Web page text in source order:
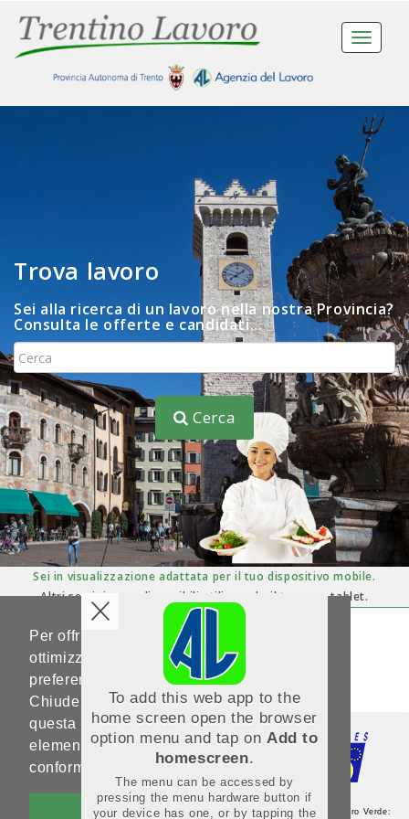
Per offrirti un'esperienza di navigazione
ottimizzata e in linea con le tue
preferenze, Noi utilizziamo i cookies.
Chiudendo questo banner, scorrendo
questa pagina o cliccando qualunque suo
elemento acconsenti al loro impiego in
conformità alla nostra Cookie Policy.
OK
Toggle
Trova lavoro
Sei alla ricerca di un lavoro nella nostra Provincia?
Consulta le offerte e candidati...
Cerca
Sei in visualizzazione adattata per il tuo dispositivo mobile.
Altri servizi sono disponibili utilizzando il tuo pc o tablet.
Hai domande ?
Scrivici su
help-portale.adl@provincia.tn.it
Agenzia del Lavoro - Sede Centrale - Via Guardini, 75 - 38121 Trento - Numero Verde:
To add this web app to the
home screen open the browser
option menu and tap on Add to
homescreen.
The menu can be accessed by
pressing the menu hardware button if
your device has one, or by tapping the